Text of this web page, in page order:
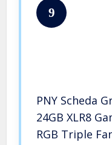
9
PNY Scheda
24GB XLR8
RGB Triple